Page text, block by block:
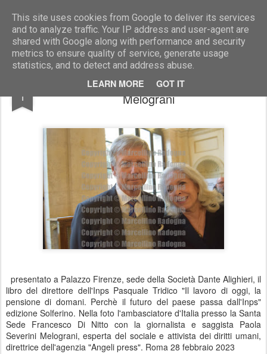
This site uses cookies from Google to deliver its services
and to analyze traffic. Your IP address and user-agent are
shared with Google along with performance and security
metrics to ensure quality of service, generate usage
statistics, and to detect and address abuse.
LEARN MORE GOT IT
Marcellino Radogna - Fotonotizie per la stampa
1
amb. Francesco Di Nitto e Paola Severini
Melograni
presentato a Palazzo Firenze, sede della Società Dante Alighieri, il
libro del direttore dell'Inps Pasquale Tridico "Il lavoro di oggi, la
pensione di domani. Perchè il futuro del paese passa dall'Inps"
edizione Solferino. Nella foto l'ambasciatore d'Italia presso la Santa
Sede Francesco Di Nitto con la giornalista e saggista Paola
Severini Melograni, esperta del sociale e attivista dei diritti umani,
direttrice dell'agenzia "Angeli press". Roma 28 febbraio 2023